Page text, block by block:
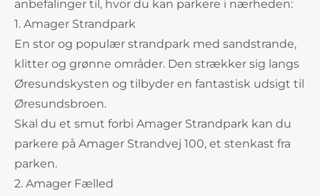
anbefalinger til, hvor du kan parkere i nærheden:
1. Amager Strandpark
En stor og populær strandpark med sandstrande,
klitter og grønne områder. Den strækker sig langs
Øresundskysten og tilbyder en fantastisk udsigt til
Øresundsbroen.
Skal du et smut forbi Amager Strandpark kan du
parkere på Amager Strandvej 100, et stenkast fra
parken.
2. Amager Fælled